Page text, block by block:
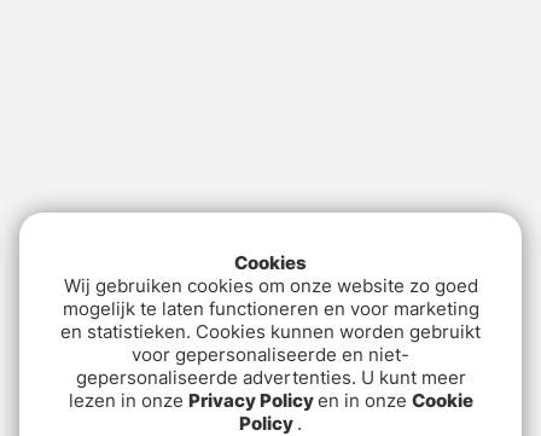
Cookies
Wij gebruiken cookies om onze website zo goed
mogelijk te laten functioneren en voor marketing
en statistieken. Cookies kunnen worden gebruikt
voor gepersonaliseerde en niet-
gepersonaliseerde advertenties. U kunt meer
lezen in onze Privacy Policyen in onze Cookie
Policy .